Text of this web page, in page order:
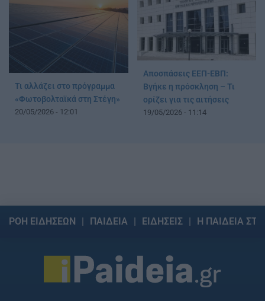
Τι αλλάζει στο πρόγραμμα
«Φωτοβολταϊκά στη Στέγη»
20/05/2026 - 12:01
Αποσπάσεις ΕΕΠ-ΕΒΠ:
Βγήκε η πρόσκληση – Τι
ορίζει για τις αιτήσεις
19/05/2026 - 11:14
ΡΟΗ ΕΙΔΗΣΕΩΝ ΠΑΙΔΕΙΑ ΕΙΔΗΣΕΙΣ Η ΠΑΙΔΕΙΑ